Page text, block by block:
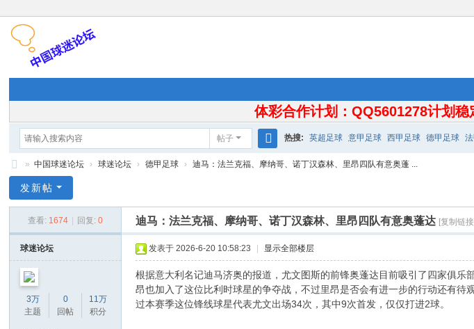
体彩合作计划：QQ5601278计划
帖子
搜
热搜: 英超足球 意甲足球 西甲足球 德甲足球
国
迷
论
坛
» 中国球迷论坛 › 球迷论坛 › 德甲足球 › 迪马：法兰克福、摩纳哥、诺丁汉森林、里昂四队有意奥蓬 ...
发新帖
查看: 1674 回复: 0 迪马：法兰克福、摩纳哥、诺丁汉森林、里昂四队有意奥蓬达 [复制链
球迷论坛
3万
主题
0
回帖
11万
积分
发表于 2026-6-20 10:58:23 显示全部楼层
根据意大利名记迪马济奥的报道，尤文图斯的前锋奥蓬达目前吸引了四家俱
昂也加入了这位比利时球星的争夺战，不过里昂是否会有进一步的行动还有
过本赛季这位锋线球星代表尤文出场34次，其中9次首发，仅仅打进2球。